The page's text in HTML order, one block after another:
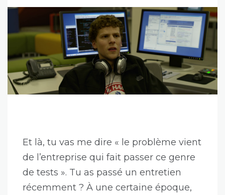
Et là, tu vas me dire « le problème vient
de l’entreprise qui fait passer ce genre
de tests ». Tu as passé un entretien
récemment ? À une certaine époque,